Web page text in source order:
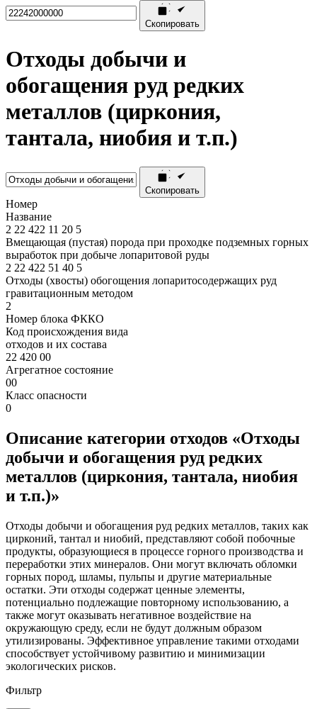
Скопировать
Отходы добычи и
обогащения руд редких
металлов (циркония,
тантала, ниобия и т.п.)
Скопировать
Номер
Название
2 22 422 11 20 5
Вмещающая (пустая) порода при проходке подземных горных
выработок при добыче лопаритовой руды
2 22 422 51 40 5
Отходы (хвосты) обогощения лопаритосодержащих руд
гравитационным методом
2
Номер блока ФККО
Код происхождения вида
отходов и их состава
22 420 00
Агрегатное состояние
00
Класс опасности
0
Описание категории отходов «Отходы
добычи и обогащения руд редких
металлов (циркония, тантала, ниобия
и т.п.)»
Отходы добычи и обогащения руд редких металлов, таких как
цирконий, тантал и ниобий, представляют собой побочные
продукты, образующиеся в процессе горного производства и
переработки этих минералов. Они могут включать обломки
горных пород, шламы, пульпы и другие материальные
остатки. Эти отходы содержат ценные элементы,
потенциально подлежащие повторному использованию, а
также могут оказывать негативное воздействие на
окружающую среду, если не будут должным образом
утилизированы. Эффективное управление такими отходами
способствует устойчивому развитию и минимизации
экологических рисков.
Фильтр